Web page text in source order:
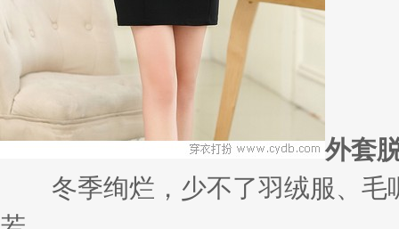
外套
冬季绚烂，少不了羽绒服、毛